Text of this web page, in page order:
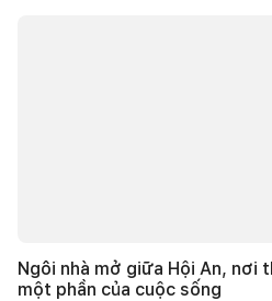
Ngôi nhà mở giữa Hội An, nơi
một phần của cuộc sống